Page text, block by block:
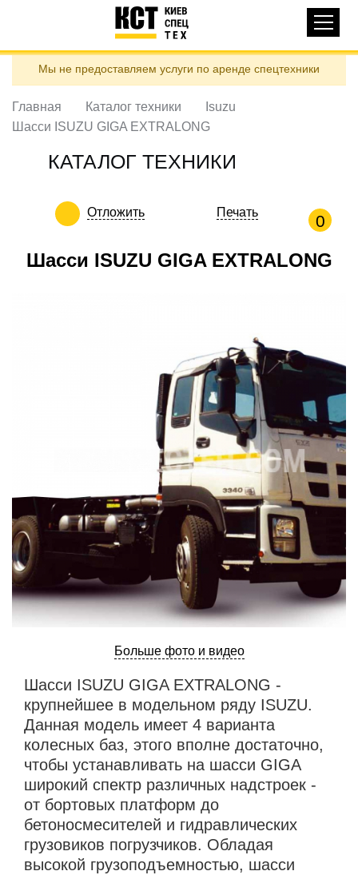
содержанию
навигация
КАТАЛОГ ТЕХНИКИ
ДОСТАВКА И ОПЛАТА
О НАС
КОНТАКТЫ
Мы не предоставляем услуги по аренде спецтехники
Главная Каталог техники
Isuzu
Шасси ISUZU GIGA EXTRALONG
КАТАЛОГ ТЕХНИКИ
Отложить Печать 0
Шасси ISUZU GIGA EXTRALONG
Больше фото и видео
Шасси ISUZU GIGA EXTRALONG -
крупнейшее в модельном ряду ISUZU.
Данная модель имеет 4 варианта
колесных баз, этого вполне достаточно,
чтобы устанавливать на шасси GIGA
широкий спектр различных надстроек -
от бортовых платформ до
бетоносмесителей и гидравлических
грузовиков погрузчиков. Обладая
высокой грузоподъемностью, шасси